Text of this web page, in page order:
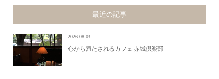
最近の記事
2026.08.03
心から満たされるカフェ 赤城倶楽部